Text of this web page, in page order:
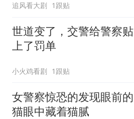
追风看大剧 1跟贴
世道变了，交警给警察贴
上了罚单
小火鸡看剧 1跟贴
女警察惊恐的发现眼前的
猫眼中藏着猫腻